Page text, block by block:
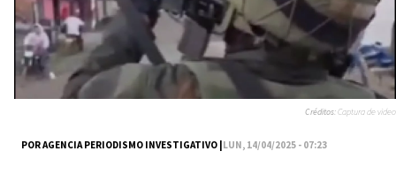
POR AGENCIA PERIODISMO INVESTIGATIVO |LUN, 14/04/2025 - 07:23
Créditos:Captura de video